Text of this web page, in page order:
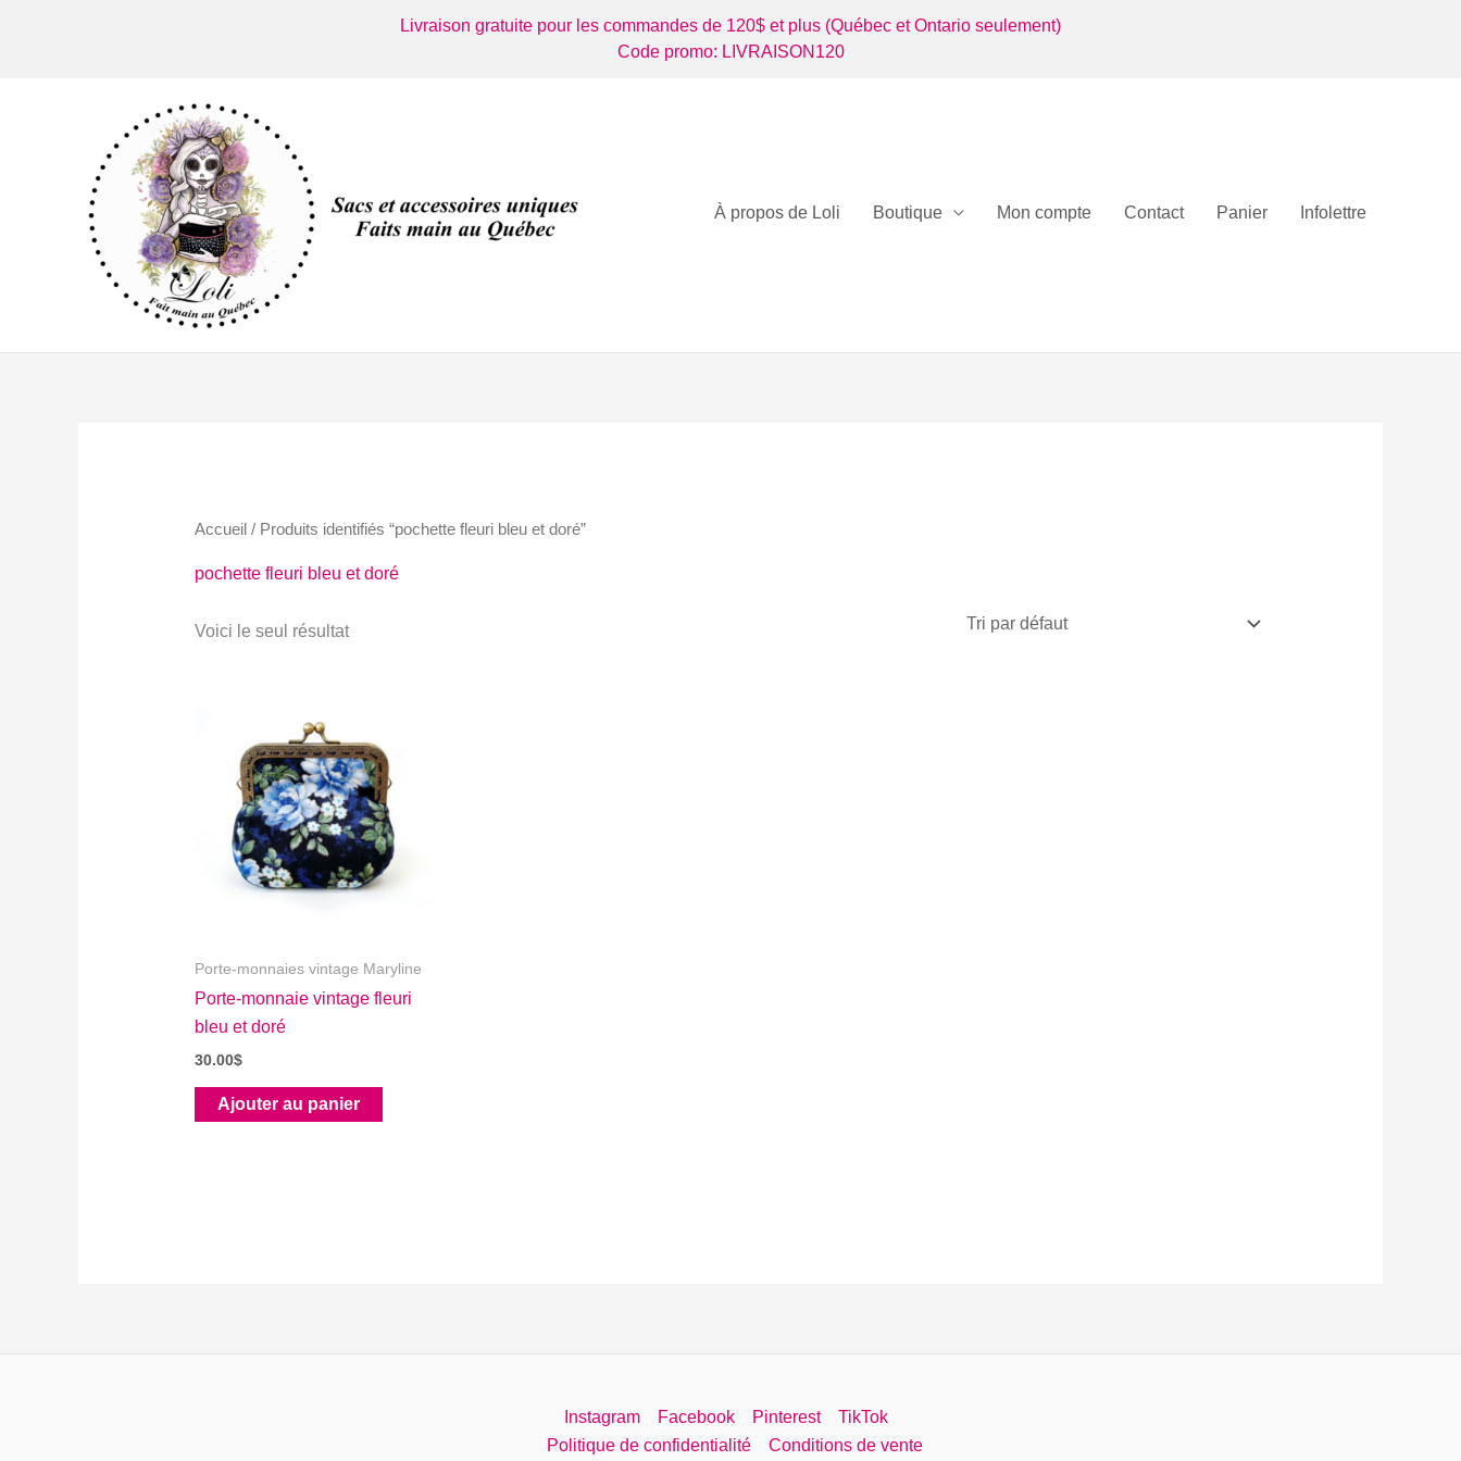
Livraison gratuite pour les commandes de 120$ et plus (Québec et Ontario seulement)
Code promo: LIVRAISON120
À propos de Loli Boutique Mon compte Contact Panier Infolettre
Accueil / Produits identifiés “pochette fleuri bleu et doré”
pochette fleuri bleu et doré
Voici le seul résultat
Porte-monnaies vintage Maryline
Porte-monnaie vintage fleuri
bleu et doré
30.00$
Ajouter au panier
Instagram Facebook Pinterest
TikTok
Politique de confidentialité
Conditions de vente